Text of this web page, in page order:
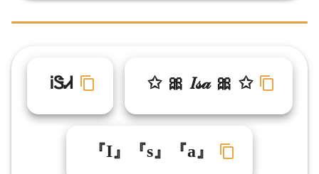
✩ 🎀 𝐼𝓈𝒶 🎀 ✩
ᎥᏕᏗ
『I』『s』『a』